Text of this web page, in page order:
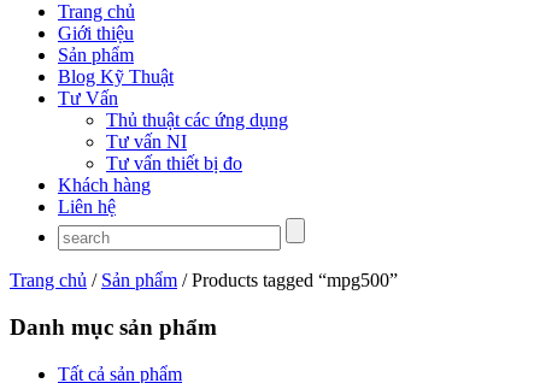
Trang chủ
Giới thiệu
Sản phẩm
Blog Kỹ Thuật
Tư Vấn
Thủ thuật các ứng dụng
Tư vấn NI
Tư vấn thiết bị đo
Khách hàng
Liên hệ
Trang chủ / Sản phẩm / Products tagged “mpg500”
Danh mục sản phẩm
Tất cả sản phẩm